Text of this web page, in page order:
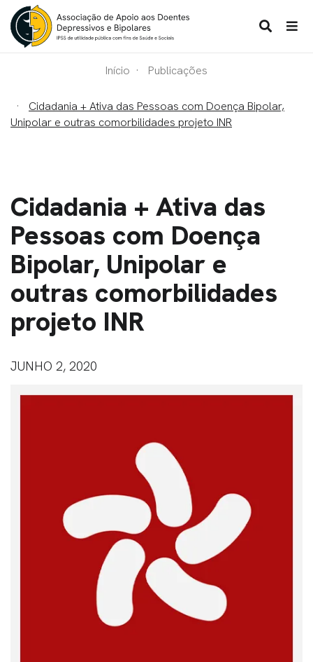
Início Publicações
Cidadania + Ativa das Pessoas com Doença Bipolar,
Unipolar e outras comorbilidades projeto INR
Cidadania + Ativa das
Pessoas com Doença
Bipolar, Unipolar e
outras comorbilidades
projeto INR
JUNHO 2, 2020